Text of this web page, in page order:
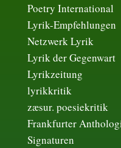
Poetry International
Lyrik-Empfehlungen
Netzwerk Lyrik
Lyrik der Gegenwart
Lyrikzeitung
lyrikkritik
zæsur. poesiekritik
Frankfurter
Signaturen